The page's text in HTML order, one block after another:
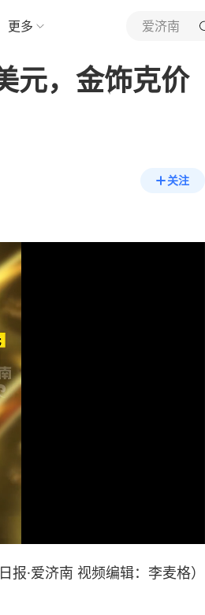
更多 爱济南
元，金饰克价
关注
日报·爱济南 视频编辑：李麦格）